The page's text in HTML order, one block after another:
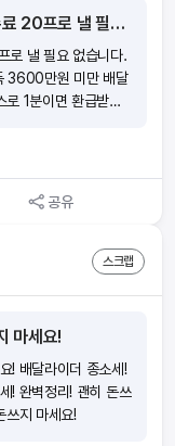
연소득 3600만원 미만 배달라이더 수수료 20프로 낼 필요 없습니다. 홈텍스로 1분이면 환급받을 수 있습니다.
로 낼 필요 없습니다.
3600만원 미만 배달
1분이면 환급받을
니다. 연소득 3600
공유
스크랩
마세요!
! 배달라이더 종소세!
! 완벽정리! 괜히 돈쓰
쓰지 마세요!